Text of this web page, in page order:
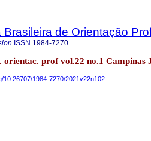
Brasileira de Orientação
ISSN 1984-7270
orientac. prof vol.22 no.1 Campinas
10.26707/1984-7270/2021v22n102